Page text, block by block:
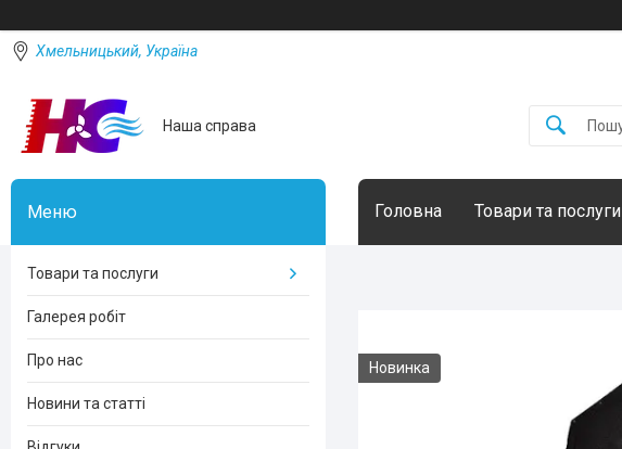
Хмельницький, Україна
Наша справа
Головна Товари та послуги
Новинка
Товари та послуги
Галерея робіт
Про нас
Новини та статті